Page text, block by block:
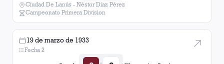
Ciudad De Lanús - Néstor Diaz Pérez
Campeonato Primera Division
19 de marzo de 1933
Fecha 2